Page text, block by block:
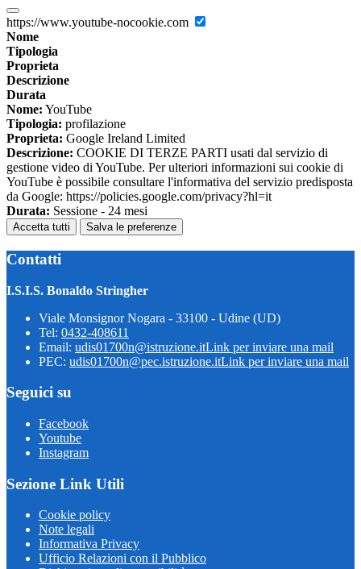
https://www.youtube-nocookie.com
Nome
Tipologia
Proprieta
Descrizione
Durata
Nome: YouTube
Tipologia: profilazione
Proprieta: Google Ireland Limited
Descrizione: COOKIE DI TERZE PARTI usati dal servizio di
gestione video di YouTube. Per ulteriori informazioni sui cookie di
YouTube è possibile consultare l'informativa del servizio predisposta
da Google: https://policies.google.com/privacy?hl=it
Durata: Sessione - 24 mesi
Accetta tutti Salva le preferenze
Contatti
I.S.I.S. Bonaldo Stringher
Viale Monsignor Nogara - 33100 - Udine (UD)
Tel: 0432-408611
Email: udis01700n@istruzione.itLink per inviare una mail
PEC: udis01700n@pec.istruzione.itLink per inviare una mail
Seguici su
Facebook
Youtube
Instagram
Sezione Link Utili
Cookie policy
Note legali
Informativa Privacy
Ufficio Relazioni con il Pubblico